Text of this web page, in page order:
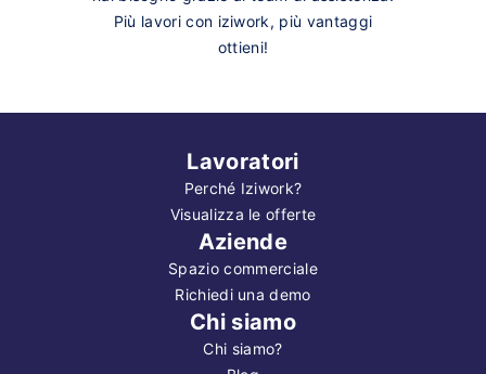
Più lavori con iziwork, più vantaggi
ottieni!
Lavoratori
Perché Iziwork?
Visualizza le offerte
Aziende
Spazio commerciale
Richiedi una demo
Chi siamo
Chi siamo?